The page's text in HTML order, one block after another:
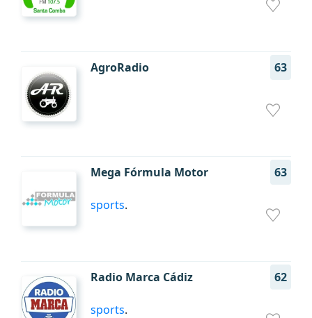
AgroRadio 63
Mega Fórmula Motor 63
sports.
Radio Marca Cádiz 62
sports.